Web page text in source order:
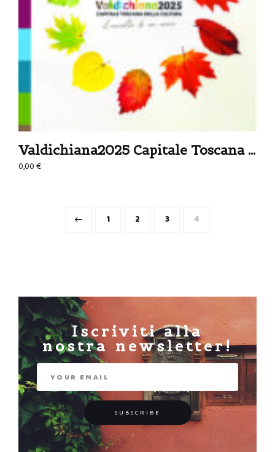
Valdichiana2025 Capitale Toscana della Cultura
0,00€
1 2 3 4
Iscriviti alla
nostra newsletter!